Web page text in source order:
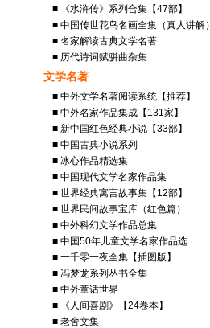
■ 《水浒传》系列合集【47部】
■ 中国传世花鸟名画全集（真人讲解）
■ 名家解读古典文学名著
■ 历代诗词赋骈曲杂集
文学名著
■ 中外文学名著阅读系统【推荐】
■ 中外名家作品集成【131家】
■ 新中国红色经典小说【33部】
■ 中国古典小说系列
■ 冰心作品精选集
■ 中国现代文学名家作品集
■ 世界经典寓言故事集【12部】
■ 世界民间故事宝库（红色篇）
■ 中外科幻文学作品总集
■ 中国50年儿童文学名家作品选
■ 一千零一夜全集【插图版】
■ 冯梦龙系列丛书全集
■ 中外童话世界
■ 《人间喜剧》【24卷本】
■ 老舍文集